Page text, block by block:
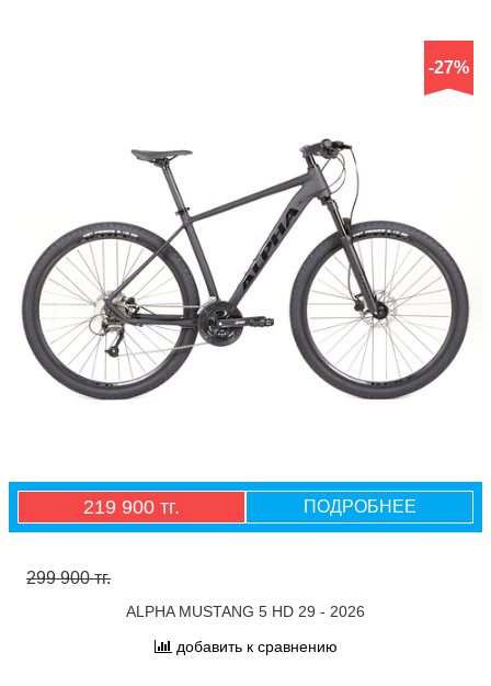
-27%
219 900 тг. ПОДРОБНЕЕ
299 900 тг.
ALPHA MUSTANG 5 HD 29 - 2026
добавить к сравнению